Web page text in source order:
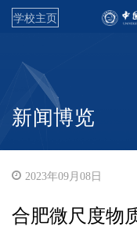
学校主页
新闻博览
2023年09月08日
合肥微尺度物